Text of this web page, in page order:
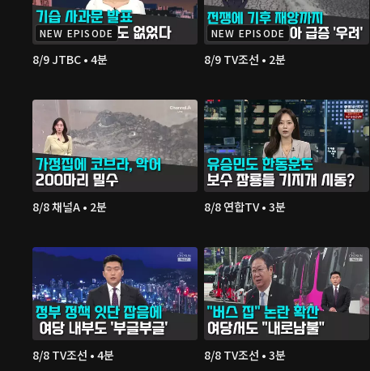
NEW EPISODE
8/9 JTBC • 4분
NEW EPISODE
8/9 TV조선 • 2분
8/8 채널A • 2분 8/8 연합TV • 3분
8/8 TV조선 • 4분 8/8 TV조선 • 3분